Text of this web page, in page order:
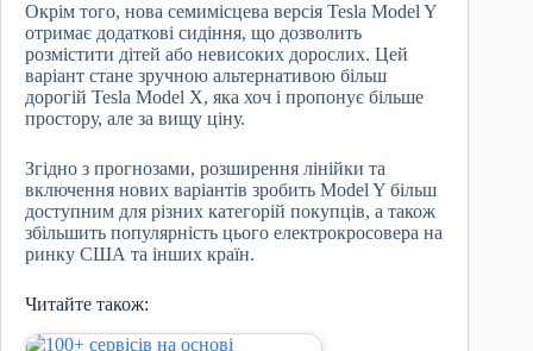
Окрім того, нова семимісцева версія Tesla Model Y
отримає додаткові сидіння, що дозволить
розмістити дітей або невисоких дорослих. Цей
варіант стане зручною альтернативою більш
дорогій Tesla Model X, яка хоч і пропонує більше
простору, але за вищу ціну.
Згідно з прогнозами, розширення лінійки та
включення нових варіантів зробить Model Y більш
доступним для різних категорій покупців, а також
збільшить популярність цього електрокросовера на
ринку США та інших країн.
Читайте також: